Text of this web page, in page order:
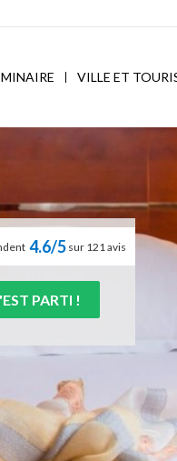
VILLE ET
4.6/5 sur 121 avis